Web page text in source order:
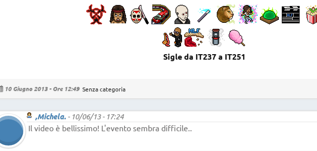
Sigle da IT237 a IT251
10 Giugno 2013 - Ore 12:49 Senza categoria
,Michela.- 10/06/13 - 17:24
Il video è bellissimo! L'evento sembra difficile..